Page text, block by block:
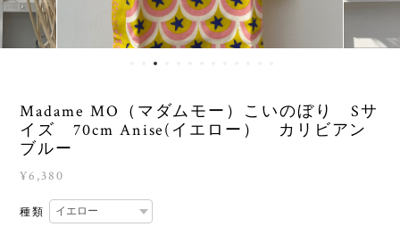
Madame MO（マダムモー）こいのぼり Sサ
イズ 70cm Anise(イエロー） カリビアン
ブルー
¥6,380
種類